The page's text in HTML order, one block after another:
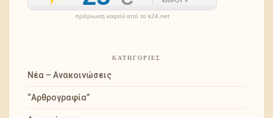
πρόγνωση καιρού από το k24.net
ΚΑΤΗΓΟΡΊΕΣ
Νέα – Ανακοινώσεις
“Αρθρογραφία”